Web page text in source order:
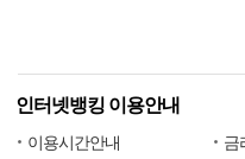
인터넷뱅킹 이용안내
이용시간안내
금